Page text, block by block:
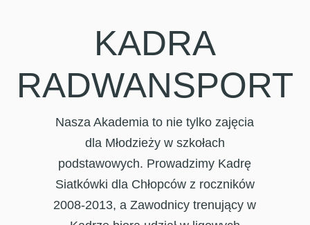
KADRA
RADWANSPORT
Nasza Akademia to nie tylko zajęcia
dla Młodzieży w szkołach
podstawowych. Prowadzimy Kadrę
Siatkówki dla Chłopców z roczników
2008-2013, a Zawodnicy trenujący w